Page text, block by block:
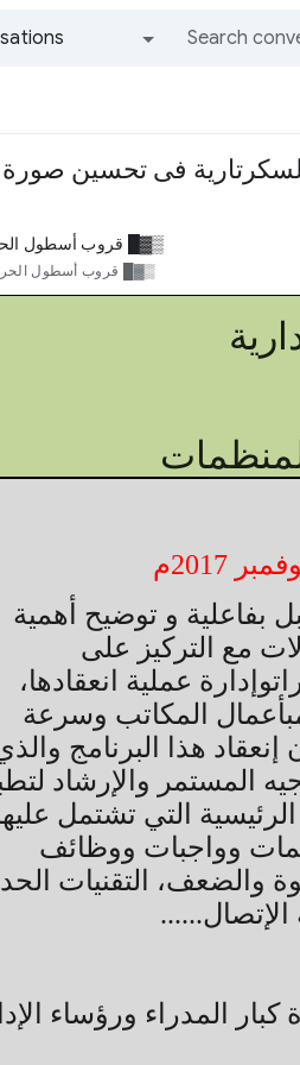
فى تحسين
▒▓█ قروب أسطول
▒▓█ قروب أسطول
بفاعلية و توضيح أهمية
مع التركيز على
عملية انعقادها،
المكاتب وسرعة
هذا البرنامج
المستمر والإرشاد
التي تشتمل
وواجبات ووظائف
والضعف، التقنيات
المدراء ورؤساء